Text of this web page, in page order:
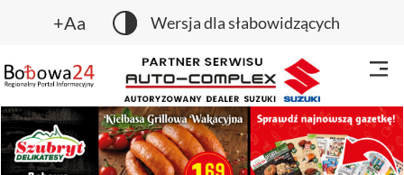
+Aa Wersja dla słabowidzących